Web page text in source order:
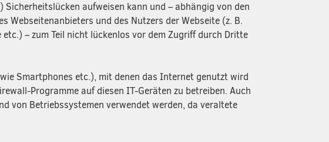
aufweisen kann und – abhängig von den
Webseitenanbieters und des Nutzers der Webseite (z. B.
– zum Teil nicht lückenlos vor dem Zugriff durch Dritte
Smartphones etc.), mit denen das Internet genutzt wird
Programme auf diesen IT-Geräten zu betreiben. Auch
von Betriebssystemen verwendet werden, da veraltete